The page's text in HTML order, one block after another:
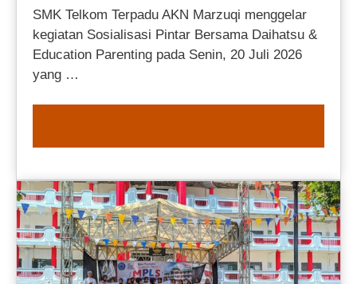
SMK Telkom Terpadu AKN Marzuqi menggelar
kegiatan Sosialisasi Pintar Bersama Daihatsu &
Education Parenting pada Senin, 20 Juli 2026
yang …